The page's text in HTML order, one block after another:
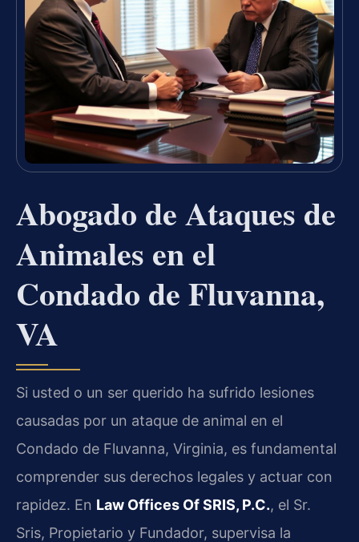
Abogado de Ataques de
Animales en el
Condado de Fluvanna,
VA
Si usted o un ser querido ha sufrido lesiones
causadas por un ataque de animal en el
Condado de Fluvanna, Virginia, es fundamental
comprender sus derechos legales y actuar con
rapidez. En Law Offices Of SRIS, P.C., el Sr.
Sris, Propietario y Fundador, supervisa la